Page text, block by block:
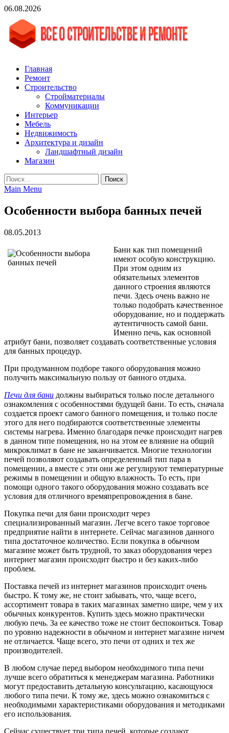
Skip
content
06.08.2026
vgasa.ru
Строительный журнал. Всё о строительстве и ремонтах
Главная
Ремонт
Строительство
Стройматериалы
Коммуникации
Интерьер
Мебель
Недвижимость
Архитектура и дизайн
Ландшафтный дизайн
Магазин
Найти:
Main Menu
Особенности выбора банных печей
08.05.2013
Бани как тип помещений
имеют особую конструкцию.
При этом одним из
обязательных элементов
данного строения являются
печи. Здесь очень важно не
только подобрать качественное
оборудование, но и поддержать
аутентичность самой бани.
Именно печь, как основной
атрибут бани, позволяет создавать соответственные условия
для банных процедур.
При продуманном подборе такого оборудования можно
получить максимальную пользу от банного отдыха.
Печи для бани должны выбираться только после детального
ознакомления с особенностями будущей бани. То есть, сначала
создается проект самого банного помещения, и только после
этого для него подбираются соответственные элементы
системы нагрева. Именно благодаря печке происходит нагрев
в данном типе помещения, но на этом ее влияние на общий
микроклимат в бане не заканчивается. Многие технологии
печей позволяют создавать определенный тип пара в
помещении, а вместе с эти они же регулируют температурные
режимы в помещении и общую влажность. То есть, при
помощи одного такого оборудования можно создавать все
условия для отличного времяпрепровождения в бане.
Покупка печи для бани происходит через
специализированный магазин. Легче всего такое торговое
предприятие найти в интернете. Сейчас магазинов данного
типа достаточное количество. Если покупка в обычном
магазине может быть трудной, то заказ оборудования через
интернет магазин происходит быстро и без каких-либо
проблем.
Поставка печей из интернет магазинов происходит очень
быстро. К тому же, не стоит забывать, что, чаще всего,
ассортимент товара в таких магазинах заметно шире, чем у их
обычных конкурентов. Купить здесь можно практически
любую печь. За ее качество тоже не стоит беспокоиться. Товар
по уровню надежности в обычном и интернет магазине ничем
не отличается. Чаще всего, это печи от одних и тех же
производителей.
В любом случае перед выбором необходимого типа печи
лучше всего обратиться к менеджерам магазина. Работники
могут предоставить детальную консультацию, касающуюся
любого типа печи. К тому же, здесь можно ознакомиться с
необходимыми характеристиками оборудования и методиками
его использования.
Сейчас существует три типа печей, которые создают